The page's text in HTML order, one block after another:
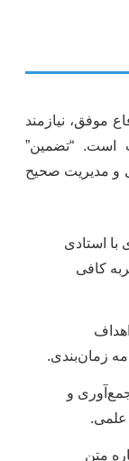
نیازمند
“تضمین”
صحیح
کافی
زمان‌بندی.
و
متن